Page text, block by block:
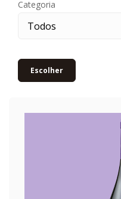
Categoria
Escolher